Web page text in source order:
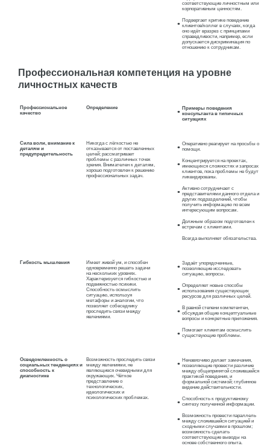
соответствующие личностным или
корпоративным ценностям.
Подвергает критике поведение
клиентов/коллег в случаях, когда
оно идёт вразрез с принципами
справедливости, например, если
допускается дискриминация по
отношению к сотрудникам.
Профессиональная компетенция на уровне
личностных качеств
Профессиональное
качество
Определение
Примеры поведения
консультанта в типичных
ситуациях
Сила воли, внимание к
деталям и
предупредительность
Никогда с лёгкостью не
отказывается от поставленных
целей; рассматривает
проблемы с различных точек
зрения. Внимателен к деталям,
хорошо подготовлен к решению
профессиональных задач.
Оперативно реагирует на просьбы о
помощи.
Концентрируется на проектах,
имеющихся сложностях и запросах
клиентов, пока проблемы не будут
ликвидированы.
Активно сотрудничает с
представителями данного отдела и
других подразделений, чтобы
получить информацию по всем
интересующим вопросам.
Должным образом подготовлен к
встречам с клиентами.
Всегда выполняет обязательства.
Гибкость мышления
Имеет живой ум, и способен
одновременно решать задачи
на нескольких уровнях.
Характеризуется гибкостью и
подвижностью психики.
Способность осмыслить
ситуацию, используя
метафоры и аналогии, что
позволяет собеседнику
проследить связи между
явлениями.
Задаёт упорядоченные,
позволяющие исследовать
ситуацию, вопросы.
Определяет новые способы
использования существующих
ресурсов для различных целей.
В равной степени компетентен,
обсуждая общие концептуальные
вопросы и конкретные приложения.
Помогает клиентам осмыслить
существующие проблемы.
Осведомленность о
социальных тенденциях и
способность к
диагностике
Возможность проследить связи
между явлениями, не
являющиеся очевидными для
окружающих. Чёткое
представление о
технологических,
идеологических и
психологических проблемах.
Ненавязчиво делает замечания,
позволяющие провести различие
между общепринятой сложившейся
практикой поведения, и
формальной системой; глубинное
видение действительности.
Способность к продуктивному
синтезу полученной информации.
Возможность провести параллель
между сложившейся ситуацией и
сходными случаями в прошлом;
возможность сделать
соответствующие выводы на
основе собственного опыта.